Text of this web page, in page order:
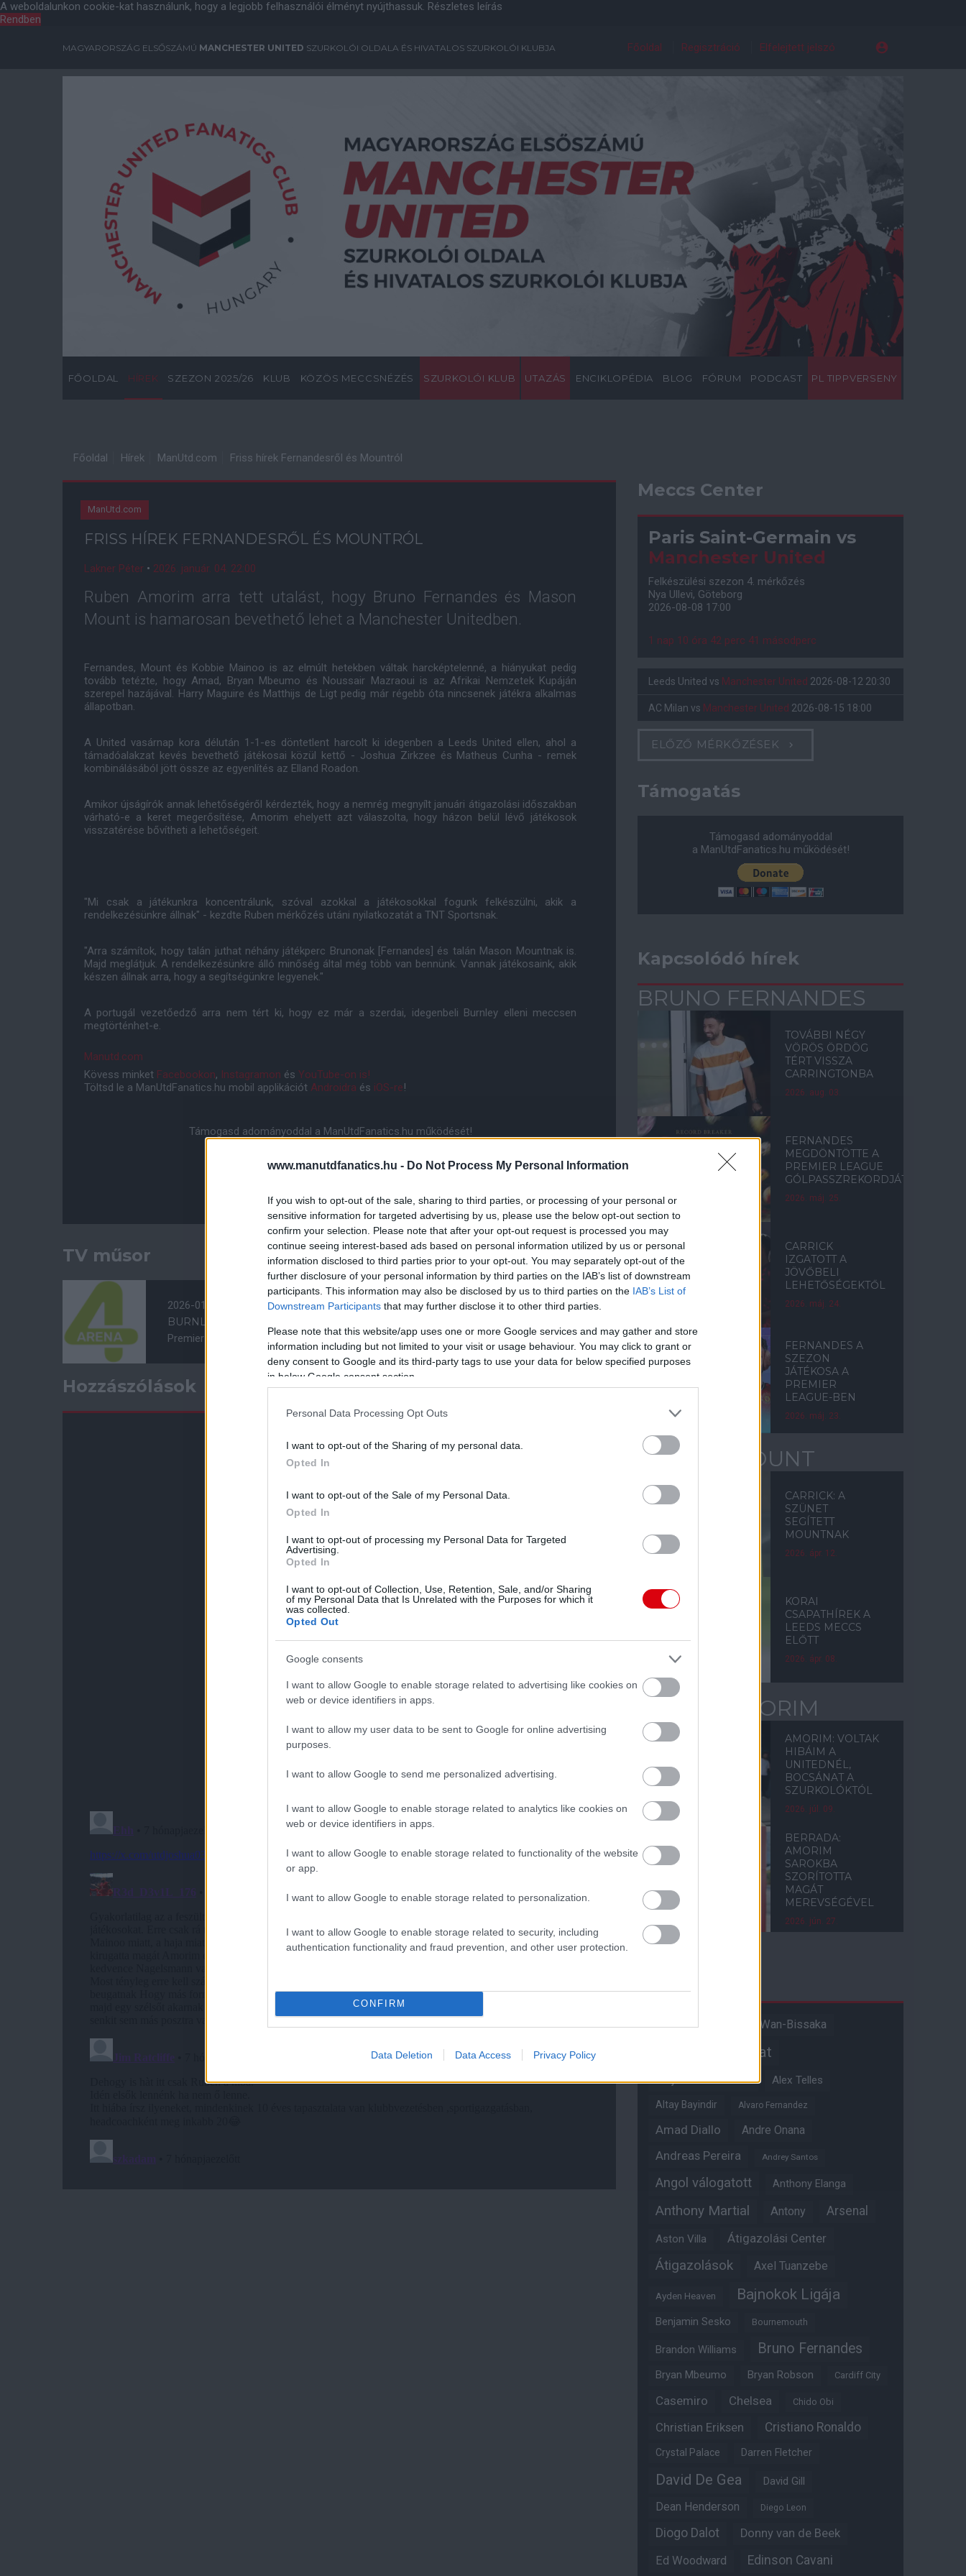
A weboldalunkon cookie-kat használunk, hogy a legjobb felhasználói élményt nyújthassuk. Részletes leírás
Rendben
www.manutdfanatics.hu - Do Not Process My Personal Information
If you wish to opt-out of the sale, sharing to third parties, or processing of your personal or
sensitive information for targeted advertising by us, please use the below opt-out section to
confirm your selection. Please note that after your opt-out request is processed you may
continue seeing interest-based ads based on personal information utilized by us or personal
information disclosed to third parties prior to your opt-out. You may separately opt-out of the
further disclosure of your personal information by third parties on the IAB’s list of downstream
participants. This information may also be disclosed by us to third parties on the IAB’s List of
Downstream Participants that may further disclose it to other third parties.
Please note that this website/app uses one or more Google services and may gather and store
information including but not limited to your visit or usage behaviour. You may click to grant or
deny consent to Google and its third-party tags to use your data for below specified purposes
in below Google consent section.
Personal Data Processing Opt Outs
I want to opt-out of the Sharing of my personal data.
Opted In
I want to opt-out of the Sale of my Personal Data.
Opted In
I want to opt-out of processing my Personal Data for Targeted
Advertising.
Opted In
I want to opt-out of Collection, Use, Retention, Sale, and/or Sharing
of my Personal Data that Is Unrelated with the Purposes for which it
was collected.
Opted Out
Google consents
I want to allow Google to enable storage related to advertising like cookies on
web or device identifiers in apps.
I want to allow my user data to be sent to Google for online advertising
purposes.
I want to allow Google to send me personalized advertising.
I want to allow Google to enable storage related to analytics like cookies on
web or device identifiers in apps.
I want to allow Google to enable storage related to functionality of the website
or app.
I want to allow Google to enable storage related to personalization.
I want to allow Google to enable storage related to security, including
authentication functionality and fraud prevention, and other user protection.
CONFIRM
Data Deletion Data Access Privacy Policy
MAGYARORSZÁG ELSŐSZÁMÚ MANCHESTER UNITED SZURKOLÓI OLDALA ÉS HIVATALOS SZURKOLÓI KLUBJA Főoldal Regisztráció Elfelejtett jelszó
FŐOLDAL HÍREK SZEZON 2025/26 KLUB KÖZÖS MECCSNÉZÉS SZURKOLÓI KLUB UTAZÁS ENCIKLOPÉDIA BLOG FÓRUM PODCAST PL TIPPVERSENY
Főoldal Hírek ManUtd.com Friss hírek Fernandesről és Mountról
ManUtd.com
FRISS HÍREK FERNANDESRŐL ÉS MOUNTRÓL
Lakner Péter • 2026. január. 04. 22:00
Ruben Amorim arra tett utalást, hogy Bruno Fernandes és Mason
Mount is hamarosan bevethető lehet a Manchester Unitedben.
Fernandes, Mount és Kobbie Mainoo is az elmúlt hetekben váltak harcképtelenné, a hiányukat pedig
tovább tetézte, hogy Amad, Bryan Mbeumo és Noussair Mazraoui is az Afrikai Nemzetek Kupáján
szerepel hazájával. Harry Maguire és Matthijs de Ligt pedig már régebb óta nincsenek játékra alkalmas
állapotban.
A United vasárnap kora délután 1-1-es döntetlent harcolt ki idegenben a Leeds United ellen, ahol a
támadóalakzat kevés bevethető játékosai közül kettő - Joshua Zirkzee és Matheus Cunha - remek
kombinálásából jött össze az egyenlítés az Elland Roadon.
Amikor újságírók annak lehetőségéről kérdezték, hogy a nemrég megnyílt januári átigazolási időszakban
várható-e a keret megerősítése, Amorim ehelyett azt válaszolta, hogy házon belül lévő játékosok
visszatérése bővítheti a lehetőségeit.
"Mi csak a játékunkra koncentrálunk, szóval azokkal a játékosokkal fogunk felkészülni, akik a
rendelkezésünkre állnak" - kezdte Ruben mérkőzés utáni nyilatkozatát a TNT Sportsnak.
"Arra számítok, hogy talán juthat néhány játékperc Brunonak [Fernandes] és talán Mason Mountnak is.
Majd meglátjuk. A rendelkezésünkre álló minőség által még több van bennünk. Vannak játékosaink, akik
készen állnak arra, hogy a segítségünkre legyenek."
A portugál vezetőedző arra nem tért ki, hogy ez már a szerdai, idegenbeli Burnley elleni meccsen
megtörténhet-e.
Manutd.com
Kövess minket Facebookon, Instagramon és YouTube-on is!
Töltsd le a ManUtdFanatics.hu mobil applikációt Androidra és iOS-re!
Támogasd adományoddal a ManUtdFanatics.hu működését!
TV műsor
2026-01-07 21:15
BURNLEY - MANCHESTER UNITED
Premier League, 21. forduló
Hozzászólások
Meccs Center
Paris Saint-Germain vs
Manchester United
Felkészülési szezon 4. mérkőzés
Nya Ullevi, Göteborg
2026-08-08 17:00
1 nap 10 óra 42 perc 40 másodperc
Leeds United vs Manchester United 2026-08-12 20:30
AC Milan vs Manchester United 2026-08-15 18:00
ELŐZŐ MÉRKŐZÉSEK
Támogatás
Támogasd adományoddal
a ManUtdFanatics.hu működését!
Kapcsolódó hírek
BRUNO FERNANDES
TOVÁBBI NÉGY
VÖRÖS ÖRDÖG
TÉRT VISSZA
CARRINGTONBA
2026. aug. 03.
FERNANDES
MEGDÖNTÖTTE A
PREMIER LEAGUE
GÓLPASSZREKORDJÁT
2026. máj. 25.
CARRICK
IZGATOTT A
JÖVŐBELI
LEHETŐSÉGEKTŐL
2026. máj. 24.
FERNANDES A
SZEZON
JÁTÉKOSA A
PREMIER
LEAGUE-BEN
2026. máj. 23.
MASON MOUNT
CARRICK: A
SZÜNET
SEGÍTETT
MOUNTNAK
2026. ápr. 12.
KORAI
CSAPATHÍREK A
LEEDS MECCS
ELŐTT
2026. ápr. 08.
RUBEN AMORIM
AMORIM: VOLTAK
HIBÁIM A
UNITEDNÉL,
BOCSÁNAT A
SZURKOLÓKTÓL
2026. júl. 09.
BERRADA:
AMORIM
SAROKBA
SZORÍTOTTA
MAGÁT
MEREVSÉGÉVEL
2026. jún. 27.
A hangadó Aaron Wan-Bissaka
Akadémiai csapat
Alejandro Garnacho Alex Telles
Altay Bayindir Alvaro Fernandez
Amad Diallo
Andre Onana
Andreas Pereira
Andrey Santos
Angol válogatott Anthony Elanga
Anthony Martial Antony Arsenal
Aston Villa Átigazolási Center
Átigazolások Axel Tuanzebe
Ayden Heaven Bajnokok Ligája
Benjamin Sesko Bournemouth
Brandon Williams Bruno Fernandes
Bryan Mbeumo Bryan Robson Cardiff City
Casemiro Chelsea Chido Obi
Christian Eriksen Cristiano Ronaldo
Crystal Palace Darren Fletcher
David De Gea David Gill
Dean Henderson Diego Leon
Diogo Dalot
Donny van de Beek
Ed Woodward
Edinson Cavani